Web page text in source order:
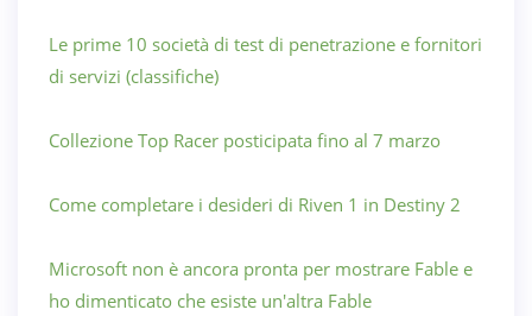
Le prime 10 società di test di penetrazione e fornitori
di servizi (classifiche)
Collezione Top Racer posticipata fino al 7 marzo
Come completare i desideri di Riven 1 in Destiny 2
Microsoft non è ancora pronta per mostrare Fable e
ho dimenticato che esiste un'altra Fable